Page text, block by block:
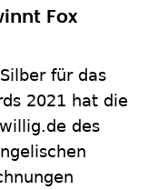
Fox
für das
2021 hat die
des